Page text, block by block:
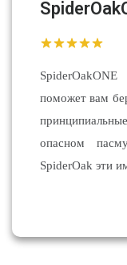
поможет вам
опасном
SpiderOak эти